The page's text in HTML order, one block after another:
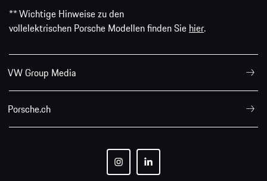
** Wichtige Hinweise zu den
vollelektrischen Porsche Modellen finden Sie hier.
VW Group Media
Porsche.ch